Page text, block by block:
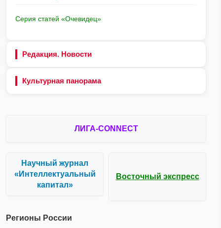
Серия статей «Очевидец»
Редакция. Новости
Культурная панорама
ЛИГА-CONNECT
Научный журнал
«Интеллектуальный
капитал»
Восточный экспресс
Регионы России